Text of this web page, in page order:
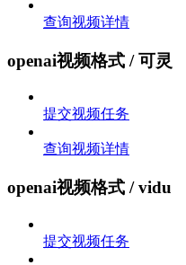
查询视频详情
openai视频格式 / 可灵
提交视频任务
查询视频详情
openai视频格式 / vidu
提交视频任务